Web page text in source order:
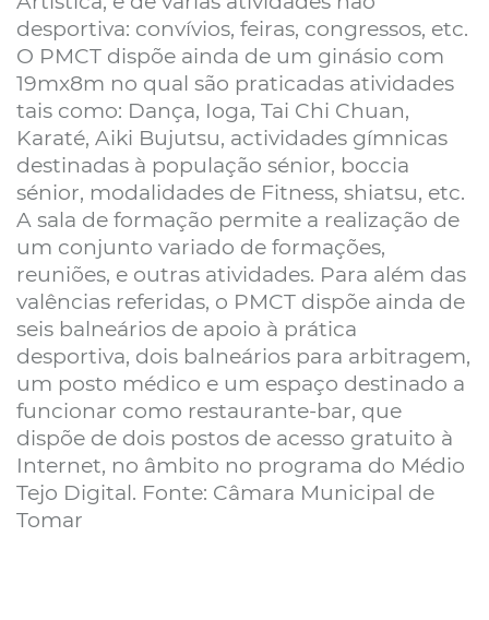
desportiva: convívios, feiras, congressos, etc.
O PMCT dispõe ainda de um ginásio com
19mx8m no qual são praticadas atividades
tais como: Dança, Ioga, Tai Chi Chuan,
Karaté, Aiki Bujutsu, actividades gímnicas
destinadas à população sénior, boccia
sénior, modalidades de Fitness, shiatsu, etc.
A sala de formação permite a realização de
um conjunto variado de formações,
reuniões, e outras atividades. Para além das
valências referidas, o PMCT dispõe ainda de
seis balneários de apoio à prática
desportiva, dois balneários para arbitragem,
um posto médico e um espaço destinado a
funcionar como restaurante-bar, que
dispõe de dois postos de acesso gratuito à
Internet, no âmbito no programa do Médio
Tejo Digital. Fonte: Câmara Municipal de
Tomar